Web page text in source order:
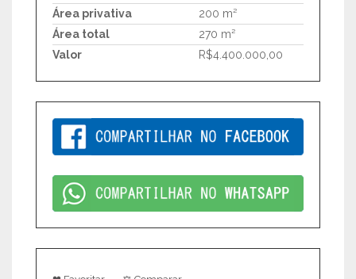
Área privativa
200 m²
Área total
270 m²
Valor
R$4.400.000,00